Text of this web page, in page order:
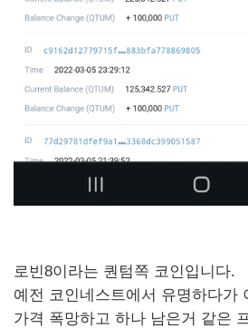
로빈8이라는 퀀텀쪽 코인입니다.
예전 코인네스트에서 유명하다가
가격 폭망하고 하나 남은거 같은